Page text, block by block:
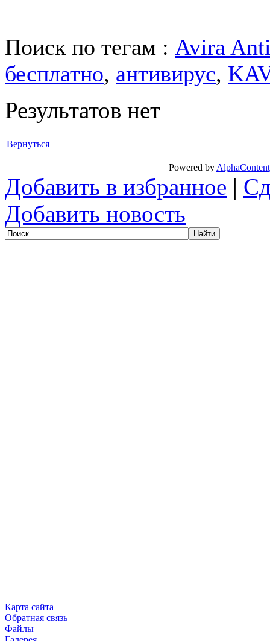
Поиск по тегам : Avira
бесплатно, антивирус, KAV
Результатов нет
Вернуться
Powered by AlphaContent
Добавить в избранное |
Добавить новость
Карта сайта
Обратная связь
Файлы